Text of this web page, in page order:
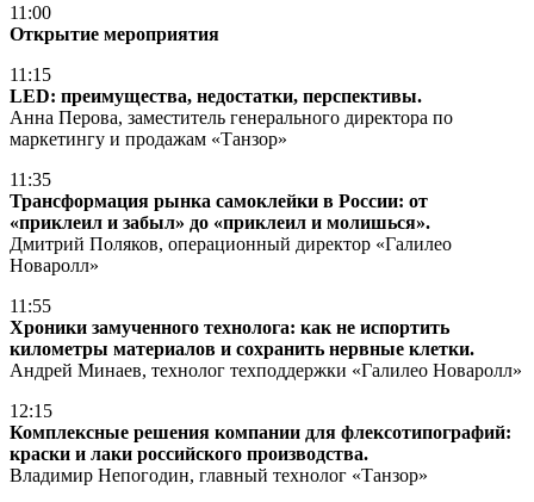
11:00
Открытие мероприятия
11:15
LED: преимущества, недостатки, перспективы.
Анна Перова, заместитель генерального директора по
маркетингу и продажам «Танзор»
11:35
Трансформация рынка самоклейки в России: от
«приклеил и забыл» до «приклеил и молишься».
Дмитрий Поляков, операционный директор «Галилео
Новаролл»
11:55
Хроники замученного технолога: как не испортить
километры материалов и сохранить нервные клетки.
Андрей Минаев, технолог техподдержки «Галилео Новаролл»
12:15
Комплексные решения компании для флексотипографий:
краски и лаки российского производства.
Владимир Непогодин, главный технолог «Танзор»